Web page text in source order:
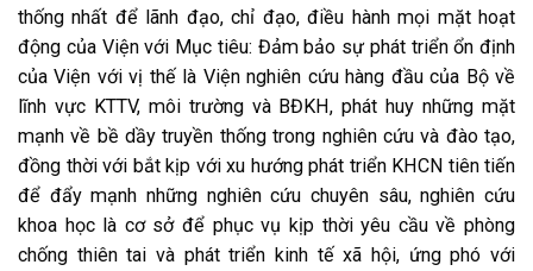
thống nhất để lãnh đạo, chỉ đạo, điều hành mọi mặt hoạt
động của Viện với Mục tiêu: Đảm bảo sự phát triển ổn định
của Viện với vị thế là Viện nghiên cứu hàng đầu của Bộ về
lĩnh vực KTTV, môi trường và BĐKH, phát huy những mặt
mạnh về bề dầy truyền thống trong nghiên cứu và đào tạo,
đồng thời với bắt kịp với xu hướng phát triển KHCN tiên tiến
để đẩy mạnh những nghiên cứu chuyên sâu, nghiên cứu
khoa học là cơ sở để phục vụ kịp thời yêu cầu về phòng
chống thiên tai và phát triển kinh tế xã hội, ứng phó với